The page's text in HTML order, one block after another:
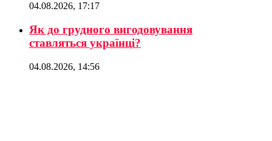
04.08.2026, 17:17
Як до грудного вигодовування
ставляться українці?
04.08.2026, 14:56